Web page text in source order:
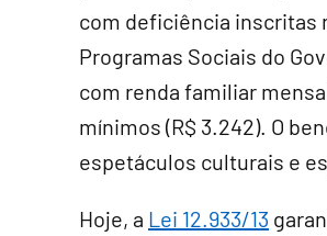
com deficiência inscritas
Programas Sociais do
com renda familiar
mínimos (R$ 3.242). O
espetáculos culturais e
Hoje, a Lei 12.933/13